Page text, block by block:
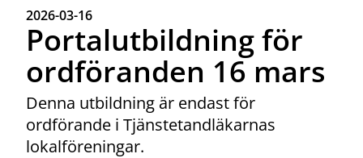
2026-03-16
Portalutbildning för
ordföranden 16 mars
Denna utbildning är endast för
ordförande i Tjänstetandläkarnas
lokalföreningar.